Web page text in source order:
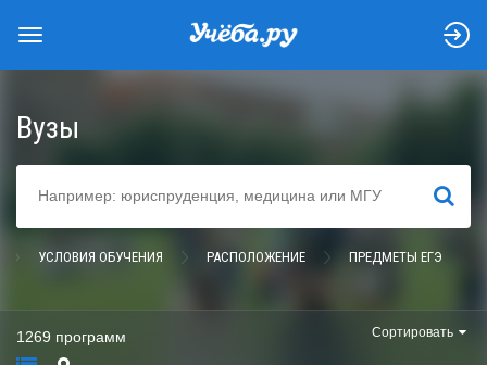
Вузы
НАЙТИ
УСЛОВИЯ ОБУЧЕНИЯ РАСПОЛОЖЕНИЕ ПРЕДМЕТЫ ЕГЭ
1269 программ Сортировать